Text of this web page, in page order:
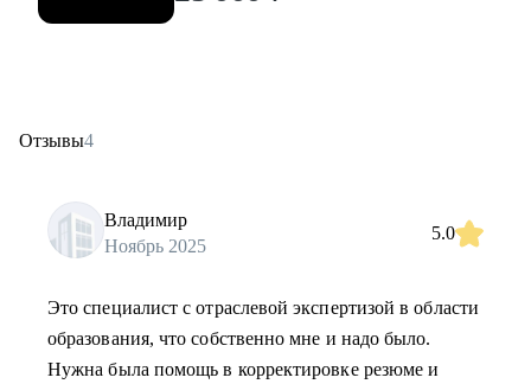
Отзывы4
Владимир
Ноябрь 2025
5.0
Это специалист с отраслевой экспертизой в области
образования, что собственно мне и надо было.
Нужна была помощь в корректировке резюме и